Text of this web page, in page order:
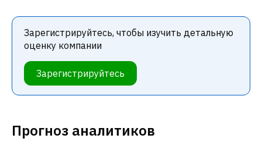
Зарегистрируйтесь, чтобы изучить детальную
оценку компании
Зарегистрируйтесь
Прогноз аналитиков